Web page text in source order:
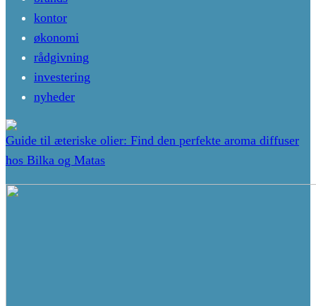
kontor
økonomi
rådgivning
investering
nyheder
Guide til æteriske olier: Find den perfekte aroma diffuser
hos Bilka og Matas